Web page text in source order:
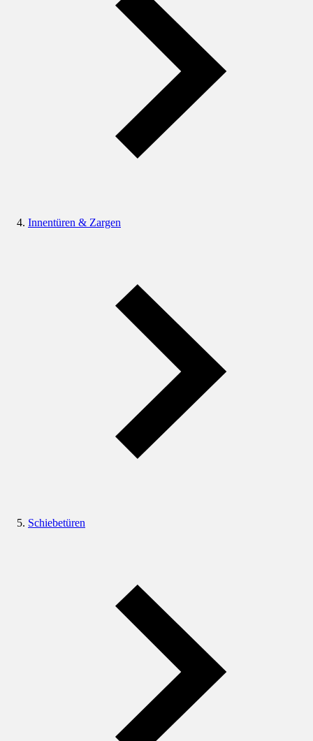
Innentüren & Zargen
Schiebetüren